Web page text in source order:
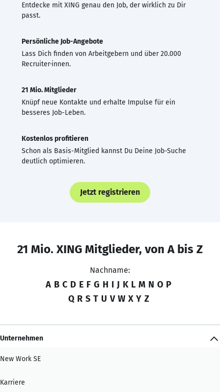
Entdecke mit XING genau den Job, der wirklich zu Dir
passt.
Persönliche Job-Angebote
Lass Dich finden von Arbeitgebern und über 20.000
Recruiter·innen.
21 Mio. Mitglieder
Knüpf neue Kontakte und erhalte Impulse für ein
besseres Job-Leben.
Kostenlos profitieren
Schon als Basis-Mitglied kannst Du Deine Job-Suche
deutlich optimieren.
Jetzt registrieren
21 Mio. XING Mitglieder, von A bis Z
Nachname:
A B C D E F G H I J K L M N O P
Q R S T U V W X Y Z
Unternehmen
New Work SE
Karriere